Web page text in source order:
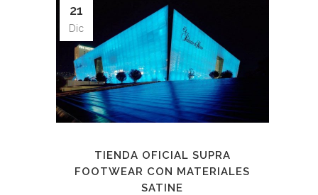
21
Dic
TIENDA OFICIAL SUPRA
FOOTWEAR CON MATERIALES
SATINE